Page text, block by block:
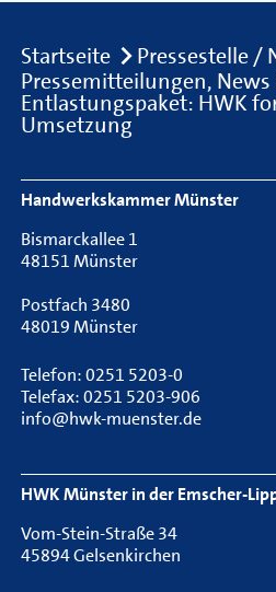
Breadcrumb
Startseite
Pressestelle /
Pressemitteilungen,
Entlastungspaket: HWK
Umsetzung
Footer Navigation
Handwerkskammer Münster
Bismarckallee 1
48151 Münster
Postfach 3480
48019 Münster
Telefon: 0251 5203-0
Telefax: 0251 5203-906
info@hwk-muenster.de
HWK Münster in der Emscher-
Vom-Stein-Straße 34
45894 Gelsenkirchen